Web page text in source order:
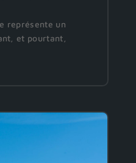
représente un
et pourtant,